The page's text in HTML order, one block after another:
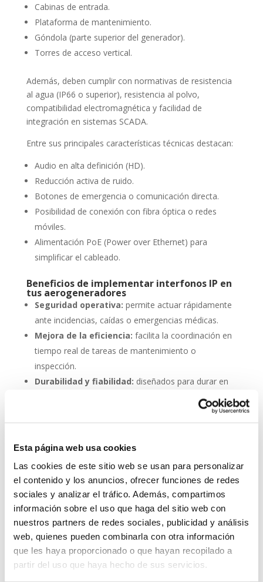
Esta página web usa cookies
Las cookies de este sitio web se usan para personalizar
el contenido y los anuncios, ofrecer funciones de redes
sociales y analizar el tráfico. Además, compartimos
información sobre el uso que haga del sitio web con
nuestros partners de redes sociales, publicidad y análisis
web, quienes pueden combinarla con otra información
que les haya proporcionado o que hayan recopilado a
partir del uso que haya hecho de sus servicios.
Cabinas de entrada.
Plataforma de mantenimiento.
Góndola (parte superior del generador).
Torres de acceso vertical.
Además, deben cumplir con normativas de resistencia
al agua (IP66 o superior), resistencia al polvo,
compatibilidad electromagnética y facilidad de
integración en sistemas SCADA.
Entre sus principales características técnicas destacan:
Audio en alta definición (HD).
Reducción activa de ruido.
Botones de emergencia o comunicación directa.
Posibilidad de conexión con fibra óptica o redes
móviles.
Alimentación PoE (Power over Ethernet) para
simplificar el cableado.
Beneficios de implementar interfonos IP en
tus aerogeneradores
Seguridad operativa: permite actuar rápidamente
ante incidencias, caídas o emergencias médicas.
Mejora de la eficiencia: facilita la coordinación en
tiempo real de tareas de mantenimiento o
inspección.
Durabilidad y fiabilidad: diseñados para durar en
entornos industriales sin mantenimiento constante.
se pueden integrar fácilmente en
proyectos nuevos o existentes.
Invertir en un buen sistema de intercomunicación es
tan importante como asegurar una buena red eléctrica.
Losinterfonos IP para aerogeneradoresson una
pieza clave en la gestión moderna de parques eólicos.
System Network, tu operadora de telefonía
virtual en España
DesdeTelefonía Virtual Network, te invitamos a
que nos permitas estudiar tu caso particular. Aunque si
lo prefieres, puedes enviarnos un correo electrónico a